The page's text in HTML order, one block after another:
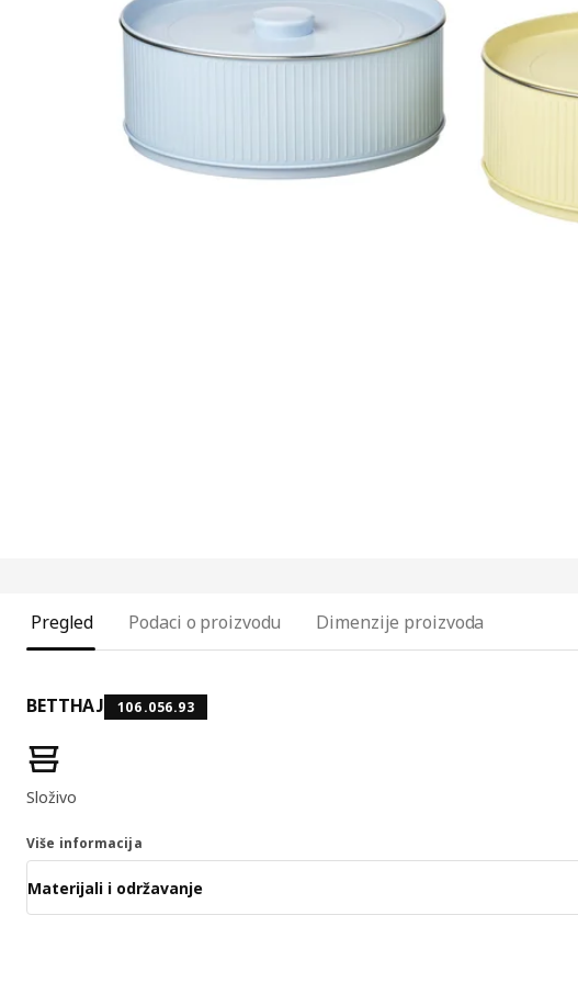
Image zoomed out, normal view
Pregled Podaci o proizvodu Dimenzije proizvoda
BETTHAJ 106.056.93
Značajke proizvoda
Složivo
Više informacija
Materijali i održavanje